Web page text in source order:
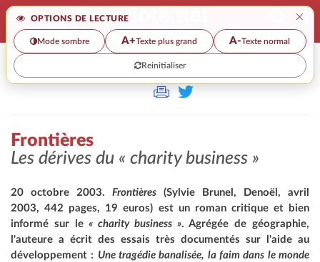
OPTIONS DE LECTURE ×
Mode sombre A+Texte plus grand A-Texte normal
Reinitialiser
>
Frontières
Les dérives du « charity business »
20 octobre 2003. Frontières (Sylvie Brunel, Denoël, avril
2003, 442 pages, 19 euros) est un roman critique et bien
informé sur le« charity business ». Agrégée de géographie,
l'auteure a écrit des essais très documentés sur l'aide au
développement : Une tragédie banalisée, la faim dans le monde